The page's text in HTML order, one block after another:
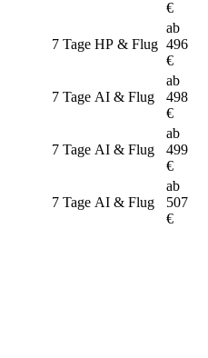
€
7 Tage HP & Flug
ab
496
€
7 Tage AI & Flug
ab
498
€
7 Tage AI & Flug
ab
499
€
7 Tage AI & Flug
ab
507
€